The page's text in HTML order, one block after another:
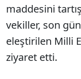
maddesini
vekiller, son
eleştirilen Milli
ziyaret etti.